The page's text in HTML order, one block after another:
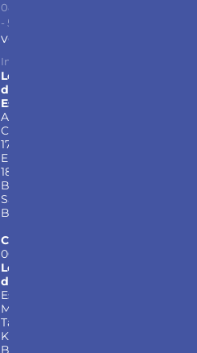
08.00 AM
- 5.30PM
vendas@bionutrientes.com.br
Informação, vendas e suporte
Localização
do
Escritório:
Avenida
Copacabana
177, Sala 124,
Empresarial
18 Do Forte,
Barueri –
São Paulo,
Brasil
CEP:
001
Localização
da Fábrica:
Estrada
Municipal
Taciba, S/N
KM 02,
Bairro